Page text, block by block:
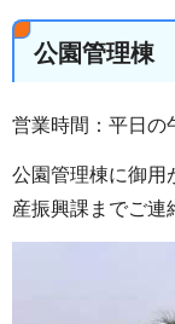
公園管理棟
営業時間：平日の
公園管理棟に御用
産振興課までご連